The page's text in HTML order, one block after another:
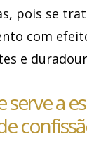
pois se
com
e
serve a